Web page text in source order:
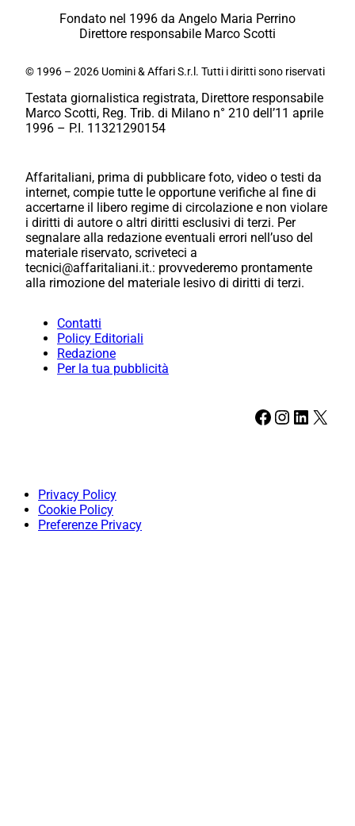
Fondato nel 1996 da Angelo Maria Perrino
Direttore responsabile Marco Scotti
© 1996 – 2026 Uomini & Affari S.r.l. Tutti i diritti sono riservati
Testata giornalistica registrata, Direttore responsabile
Marco Scotti, Reg. Trib. di Milano n° 210 dell’11 aprile
1996 – P.I. 11321290154
Affaritaliani, prima di pubblicare foto, video o testi da
internet, compie tutte le opportune verifiche al fine di
accertarne il libero regime di circolazione e non violare
i diritti di autore o altri diritti esclusivi di terzi. Per
segnalare alla redazione eventuali errori nell’uso del
materiale riservato, scriveteci a
tecnici@affaritaliani.it.: provvederemo prontamente
alla rimozione del materiale lesivo di diritti di terzi.
Contatti
Policy Editoriali
Redazione
Per la tua pubblicità
Facebook Instagram LinkedIn X
Privacy Policy
Cookie Policy
Preferenze Privacy